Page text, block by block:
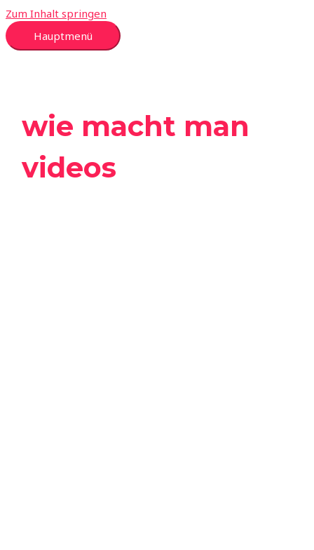
Zum Inhalt springen
Hauptmenü
wie macht man
videos